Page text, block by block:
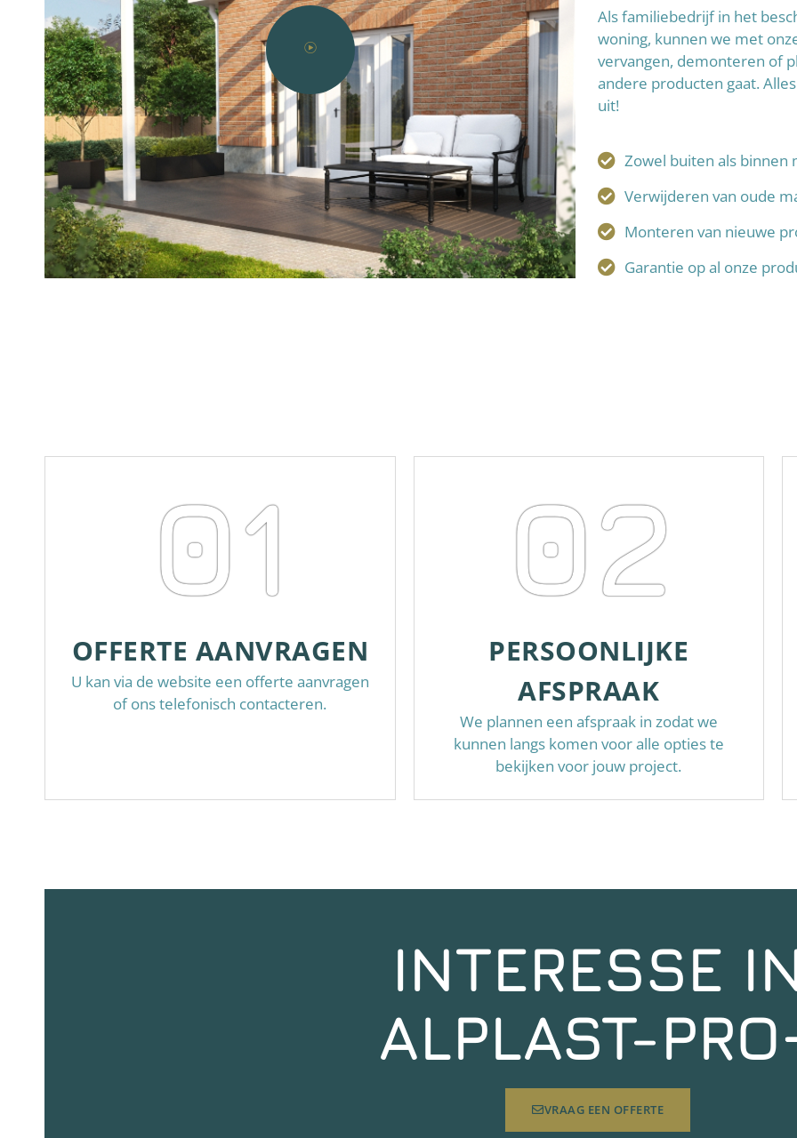
Als familiebedrijf in het
woning, kunnen we met
vervangen, demonteren of
andere producten gaat.
uit!
Zowel buiten als binnen
Verwijderen van oude
Monteren van nieuwe
Garantie op al onze
01
OFFERTE AANVRAGEN
U kan via de website een offerte aanvragen
of ons telefonisch contacteren.
02
PERSOONLIJKE
AFSPRAAK
We plannen een afspraak in zodat we
kunnen langs komen voor alle opties te
bekijken voor jouw project.
INTERESSE
ALPLAST-
VRAAG EEN OFFERTE